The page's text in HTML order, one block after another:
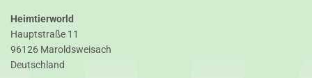
Heimtierworld
Hauptstraße 11
96126 Maroldsweisach
Deutschland